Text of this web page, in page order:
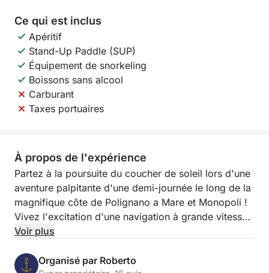
Ce qui est inclus
Apéritif
Stand-Up Paddle (SUP)
Équipement de snorkeling
Boissons sans alcool
Carburant
Taxes portuaires
À propos de l'expérience
Partez à la poursuite du coucher de soleil lors d'une
aventure palpitante d'une demi-journée le long de la
magnifique côte de Polignano a Mare et Monopoli !
Vivez l'excitation d'une navigation à grande vitesse
à plus de 10 nœuds sur les eaux cristallines des
coucher du soleil dans un flamboiement de couleurs.
Voir plus
Organisé par Roberto